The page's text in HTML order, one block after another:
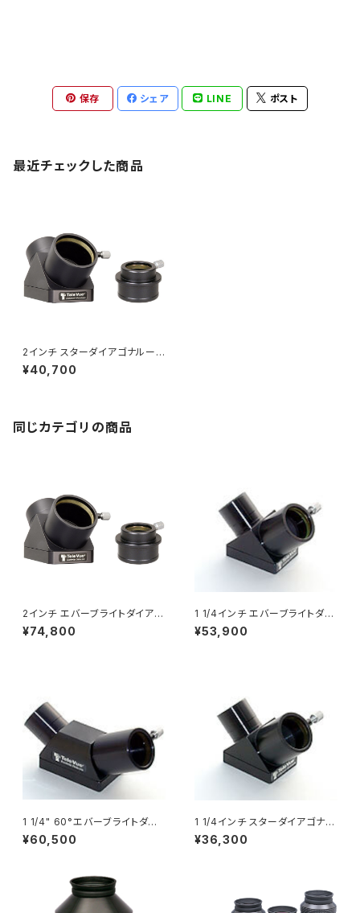
保存 シェア LINE ポスト
最近チェックした商品
2インチ スターダイアゴナルーミ
ラー、1 1/4インチアダプター付
¥40,700
同じカテゴリの商品
2インチ エバーブライトダイアゴ
ナルミラー、1 1/4インチアダプタ
ー付
¥74,800
1 1/4インチ エバーブライトダイ
アゴナルミラー
¥53,900
1 1/4" 60°エバーブライトダイ
アゴナルミラー
¥60,500
1 1/4インチ スターダイアゴナル
ーミラー
¥36,300